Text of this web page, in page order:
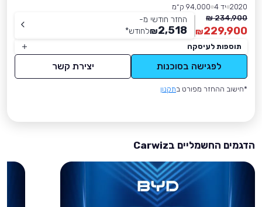
2020 יד 4
94,000 ק״מ
234,900 ₪
229,900
₪
החזר חודשי מ-
2,518
₪לחודש*
תוספות לעיסקה
לפגישה בסוכנות יצירת קשר
*חישוב ההחזר מפורט בתקנון
הדגמים החשמליים בCarwiz